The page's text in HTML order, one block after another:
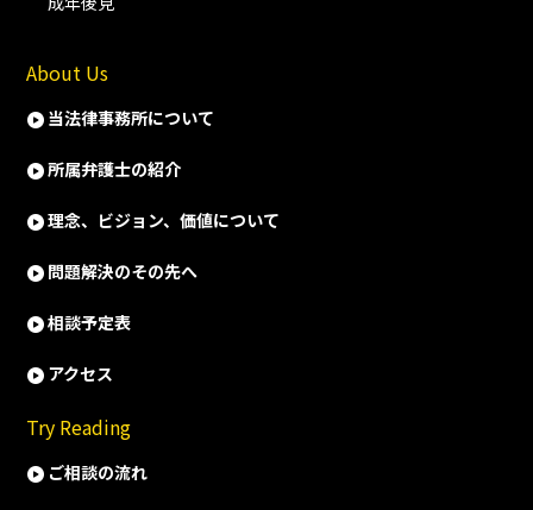
About Us
当法律事務所について
所属弁護士の紹介
理念、ビジョン、価値について
問題解決のその先へ
相談予定表
アクセス
Try Reading
ご相談の流れ